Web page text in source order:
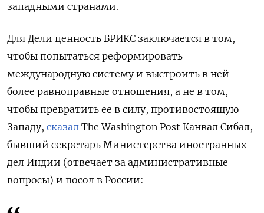
западными странами.
Для Дели ценность БРИКС заключается в том,
чтобы попытаться реформировать
международную систему и выстроить в ней
более равноправные отношения, а не в том,
чтобы превратить ее в силу, противостоящую
Западу, сказал The Washington Post Канвал Сибал,
бывший секретарь Министерства иностранных
дел Индии (отвечает за административные
вопросы) и посол в России: